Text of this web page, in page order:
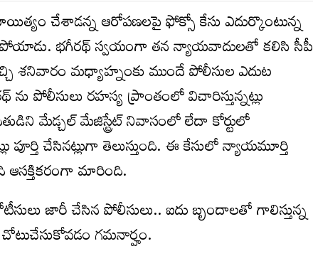
చేశాడన్న ఆరోపణలపై ఫోక్సో కేసు ఎదుర్కొంటున్న
భగీరథ్ స్వయంగా తన న్యాయవాదులతో కలిసి సీపీ
మధ్యాహ్నంకు ముందే పోలీసుల ఎదుట
రహస్య ప్రాంతంలో విచారిస్తున్నట్లు
మేడ్చల్ మేజిస్ట్రేట్ నివాసంలో లేదా కోర్టులో
పూర్తి చేసినట్లుగా తెలుస్తుంది. ఈ కేసులో న్యాయమూర్తి
మారింది.
జారీ చేసిన పోలీసులు.. ఐదు బృందాలతో గాలిస్తున్న
గమనార్హం.